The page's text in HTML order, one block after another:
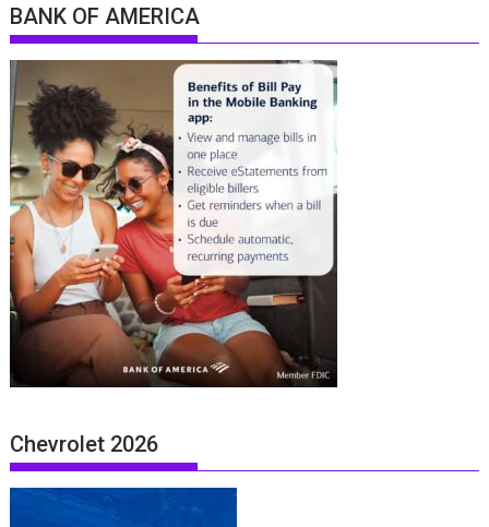
BANK OF AMERICA
Chevrolet 2026